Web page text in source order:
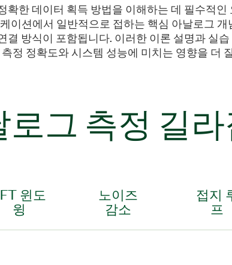
한 데이터 획득 방법을 이해하는 데 필수적인
이션에서 일반적으로 접하는 핵심 아날로그
결 방식이 포함됩니다. 이러한 이론 설명과 실
정 정확도와 시스템 성능에 미치는 영향을 더
로그 측정 길라
윈도
윙
노이즈
감소​
접지
프